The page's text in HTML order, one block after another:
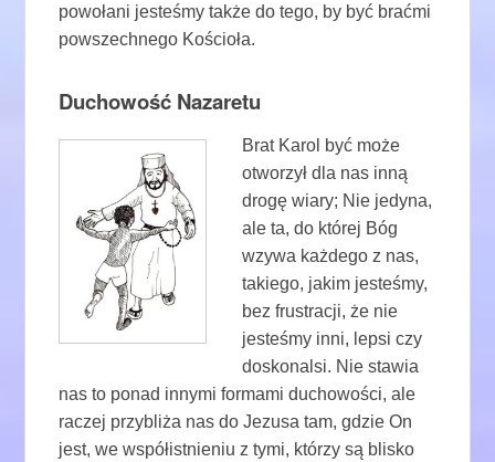
powołani jesteśmy także do tego, by być braćmi
powszechnego Kościoła.
Duchowość Nazaretu
Brat Karol być może
otworzył dla nas inną
drogę wiary; Nie jedyna,
ale ta, do której Bóg
wzywa każdego z nas,
takiego, jakim jesteśmy,
bez frustracji, że nie
jesteśmy inni, lepsi czy
doskonalsi. Nie stawia
nas to ponad innymi formami duchowości, ale
raczej przybliża nas do Jezusa tam, gdzie On
jest, we współistnieniu z tymi, którzy są blisko